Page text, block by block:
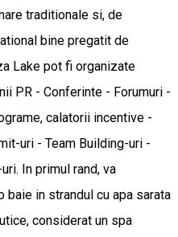
traditionale si, de
bine pregatit de
Lake pot fi organizate
PR - Conferinte - Forumuri -
calatorii incentive -
uri - Team Building-uri -
In primul rand, va
baie in strandul cu apa sarata
considerat un spa